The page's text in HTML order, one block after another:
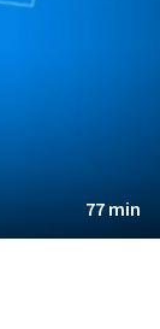
77 min